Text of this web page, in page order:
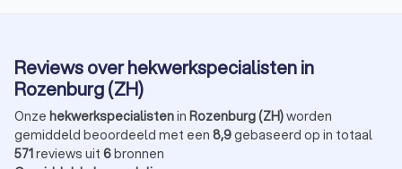
Reviews over hekwerkspecialisten in
Rozenburg (ZH)
Onze hekwerkspecialistenin Rozenburg (ZH)worden
gemiddeld beoordeeld met een 8,9gebaseerd op in totaal
571reviews uit 6bronnen